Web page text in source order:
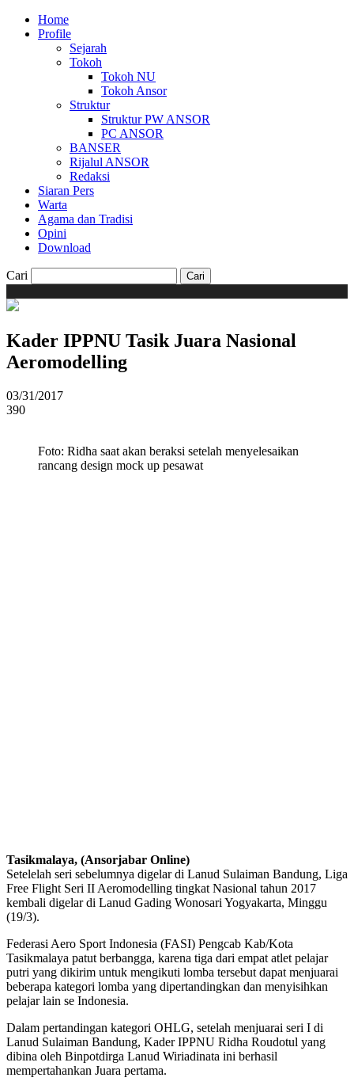
Home
Profile
Sejarah
Tokoh
Tokoh NU
Tokoh Ansor
Struktur
Struktur PW ANSOR
PC ANSOR
BANSER
Rijalul ANSOR
Redaksi
Siaran Pers
Warta
Agama dan Tradisi
Opini
Download
Cari
Kader IPPNU Tasik Juara Nasional
Aeromodelling
03/31/2017
390
Foto: Ridha saat akan beraksi setelah menyelesaikan
rancang design mock up pesawat
Tasikmalaya, (Ansorjabar Online)
Setelelah seri sebelumnya digelar di Lanud Sulaiman Bandung, Liga
Free Flight Seri II Aeromodelling tingkat Nasional tahun 2017
kembali digelar di Lanud Gading Wonosari Yogyakarta, Minggu
(19/3).
Federasi Aero Sport Indonesia (FASI) Pengcab Kab/Kota
Tasikmalaya patut berbangga, karena tiga dari empat atlet pelajar
putri yang dikirim untuk mengikuti lomba tersebut dapat menjuarai
beberapa kategori lomba yang dipertandingkan dan menyisihkan
pelajar lain se Indonesia.
Dalam pertandingan kategori OHLG, setelah menjuarai seri I di
Lanud Sulaiman Bandung, Kader IPPNU Ridha Roudotul yang
dibina oleh Binpotdirga Lanud Wiriadinata ini berhasil
mempertahankan Juara pertama.